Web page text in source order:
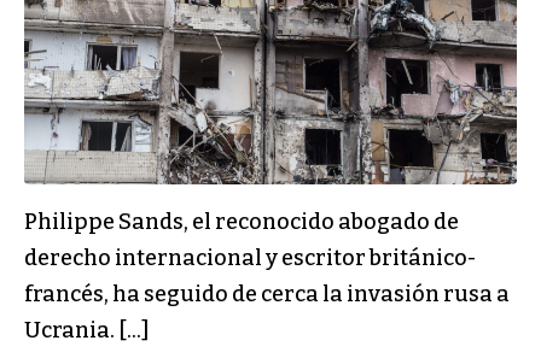
Philippe Sands, el reconocido abogado de
derecho internacional y escritor británico-
francés, ha seguido de cerca la invasión rusa a
Ucrania. […]